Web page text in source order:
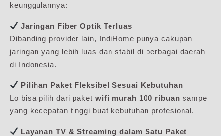
keunggulannya:
Jaringan Fiber Optik Terluas
Dibanding provider lain, IndiHome punya cakupan
jaringan yang lebih luas dan stabil di berbagai daerah
di Indonesia.
Pilihan Paket Fleksibel Sesuai Kebutuhan
Lo bisa pilih dari paket wifi murah 100 ribuan sampe
yang kecepatan tinggi buat kebutuhan profesional.
Layanan TV & Streaming dalam Satu Paket